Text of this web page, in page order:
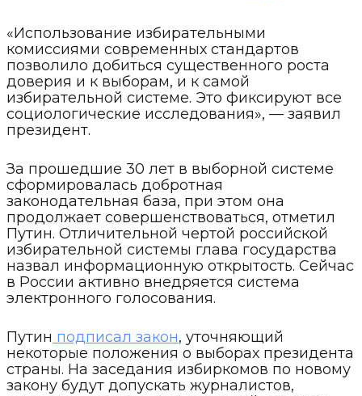
«Использование избирательными
комиссиями современных стандартов
позволило добиться существенного роста
доверия и к выборам, и к самой
избирательной системе. Это фиксируют все
социологические исследования», — заявил
президент.
За прошедшие 30 лет в выборной системе
сформировалась добротная
законодательная база, при этом она
продолжает совершенствоваться, отметил
Путин. Отличительной чертой российской
избирательной системы глава государства
назвал информационную открытость. Сейчас
в России активно внедряется система
электронного голосования.
Путин подписал закон, уточняющий
некоторые положения о выборах президента
страны. На заседания избиркомов по новому
закону будут допускать журналистов,